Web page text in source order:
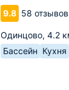
9.8 58
Одинцово, 4.2
Бассейн Кухня